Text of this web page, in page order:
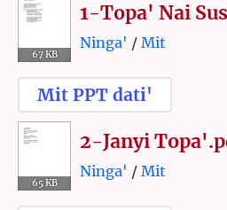
67 KB
1-Topa' Nai
Ninga' / Mit
Mit PPT dati'
65 KB
2-Janyi
Ninga' / Mit